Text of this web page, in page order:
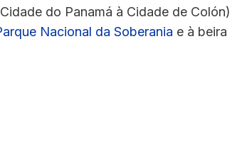
do Panamá à Cidade de Colón)
Nacional da Soberania e à beira